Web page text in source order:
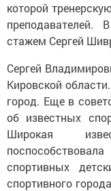
которой
стажем Сергей
Сергей
Кировской
город. Еще в
об известных
Широкая
спортивных
спортивного